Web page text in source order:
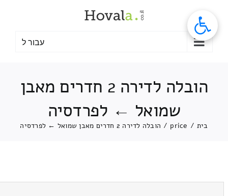
עבור ל
הובלה לדירה 2 חדרים מאבן
שמואל ← לפרדסיה
בית /
price
/ הובלה לדירה 2 חדרים מאבן שמואל ← לפרדסיה